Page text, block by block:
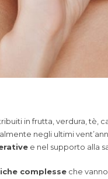
in frutta, verdura, tè,
negli ultimi
e nel supporto alla
complesse che